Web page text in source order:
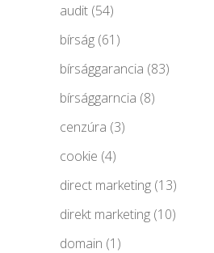
audit (54)
bírság (61)
bírsággarancia (83)
bírsággarncia (8)
cenzúra (3)
cookie (4)
direct marketing (13)
direkt marketing (10)
domain (1)